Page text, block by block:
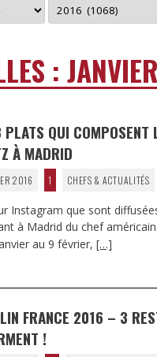
À
:
PLATS QUI COMPOSENT
À MADRID
2016 1 CHEFS & ACTUALITÉS
Instagram que sont
à Madrid du chef
au 9 février, […]
FRANCE 2016 – 3
!